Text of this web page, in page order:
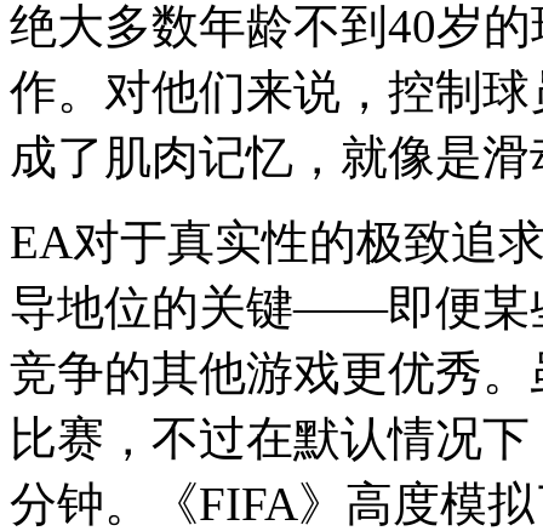
绝大多数年龄不到40岁
作。对他们来说，控制
成了肌肉记忆，就像是
EA对于真实性的极致追
导地位的关键——即便某
竞争的其他游戏更优秀
比赛，不过在默认情况
分钟。《FIFA》高度模